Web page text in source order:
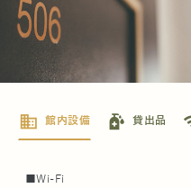
business 館内設備 sanitizer 貸出品
■Wi-Fi